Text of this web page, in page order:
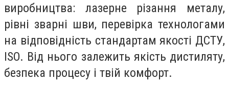
виробництва: лазерне різання металу,
рівні зварні шви, перевірка технологами
на відповідність стандартам якості ДСТУ,
ISO. Від нього залежить якість дистиляту,
безпека процесу і твій комфорт.